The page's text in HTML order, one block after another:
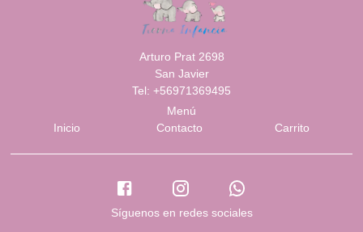
Arturo Prat 2698
San Javier
Tel: +56971369495
Menú
Inicio
Contacto Carrito
Síguenos en redes sociales